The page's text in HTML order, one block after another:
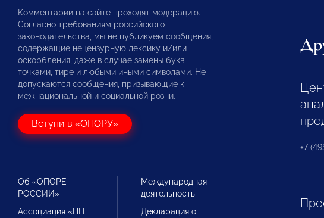
Комментарии на сайте проходят модерацию.
Согласно требованиям российского
законодательства, мы не публикуем сообщения,
содержащие нецензурную лексику и/или
оскорбления, даже в случае замены букв
точками, тире и любыми иными символами. Не
допускаются сообщения, призывающие к
межнациональной и социальной розни.
Вступи в «ОПОРУ»
Об «ОПОРЕ
РОССИИ»
Ассоциация «НП
Международная
деятельность
Декларация о
+7